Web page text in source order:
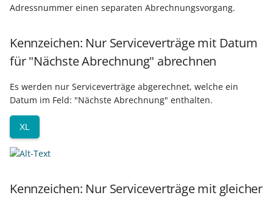
Adressnummer einen separaten Abrechnungsvorgang.
Kennzeichen: Nur Serviceverträge mit Datum
für "Nächste Abrechnung" abrechnen
Es werden nur Serviceverträge abgerechnet, welche ein
Datum im Feld: "Nächste Abrechnung" enthalten.
XL
Kennzeichen: Nur Serviceverträge mit gleicher